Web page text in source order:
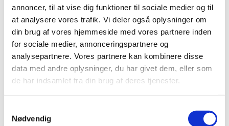
annoncer, til at vise dig funktioner til sociale medier og til
at analysere vores trafik. Vi deler også oplysninger om
din brug af vores hjemmeside med vores partnere inden
for sociale medier, annonceringspartnere og
analysepartnere. Vores partnere kan kombinere disse
data med andre oplysninger, du har givet dem, eller som
de har indsamlet fra din brug af deres tjenester.
Nødvendig